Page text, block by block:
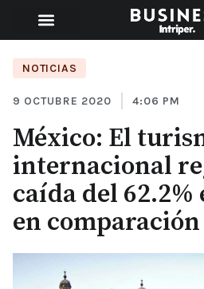
NOTICIAS
9 OCTUBRE 2020 4:06 PM
México: El
internacional
caída del 62.2%
en comparación